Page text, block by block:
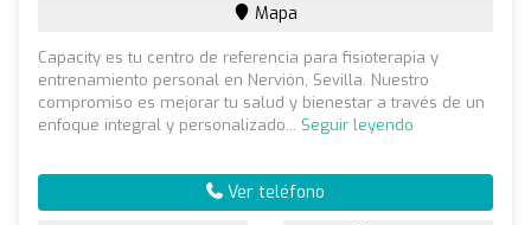
Mapa
Capacity es tu centro de referencia para fisioterapia y
entrenamiento personal en Nervión, Sevilla. Nuestro
compromiso es mejorar tu salud y bienestar a través de un
enfoque integral y personalizado... Seguir leyendo
Ver teléfono